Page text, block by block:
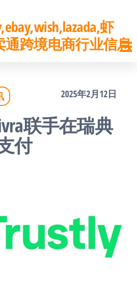
虾
通跨境电商行业信息
2025年2月12日
联手在瑞典
付